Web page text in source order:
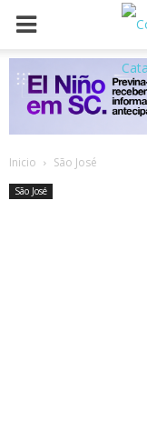
Inicio São José
São José